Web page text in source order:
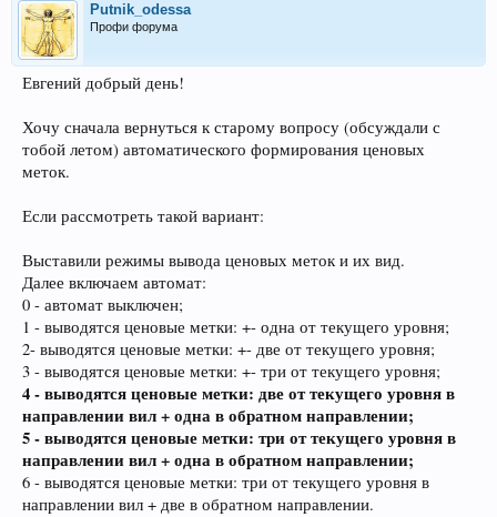
Putnik_odessa
Профи форума
Евгений добрый день!
Хочу сначала вернуться к старому вопросу (обсуждали с
тобой летом) автоматического формирования ценовых
меток.
Если рассмотреть такой вариант:
Выставили режимы вывода ценовых меток и их вид.
Далее включаем автомат:
0 - автомат выключен;
1 - выводятся ценовые метки: +- одна от текущего уровня;
2- выводятся ценовые метки: +- две от текущего уровня;
3 - выводятся ценовые метки: +- три от текущего уровня;
4 - выводятся ценовые метки: две от текущего уровня в
направлении вил + одна в обратном направлении;
5 - выводятся ценовые метки: три от текущего уровня в
направлении вил + одна в обратном направлении;
6 - выводятся ценовые метки: три от текущего уровня в
направлении вил + две в обратном направлении.